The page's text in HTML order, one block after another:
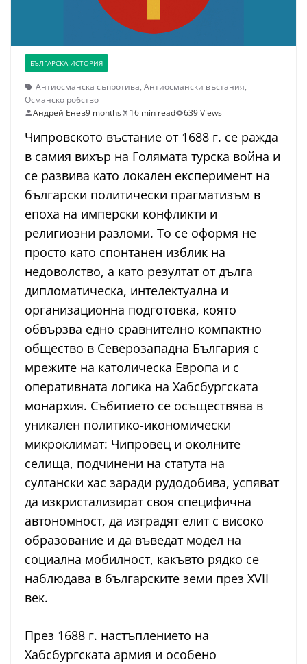
БЪЛГАРСКА ИСТОРИЯ
Антиосманска съпротива, Антиосмански въстания,
Османско робство
Андрей Енев9 months 16 min read 639 Views
Чипровското въстание от 1688 г. се ражда
в самия вихър на Голямата турска война и
се развива като локален експеримент на
български политически прагматизъм в
епоха на имперски конфликти и
религиозни разломи. То се оформя не
просто като спонтанен изблик на
недоволство, а като резултат от дълга
дипломатическа, интелектуална и
организационна подготовка, която
обвързва едно сравнително компактно
общество в Северозападна България с
мрежите на католическа Европа и с
оперативната логика на Хабсбургската
монархия. Събитието се осъществява в
уникален политико-икономически
микроклимат: Чипровец и околните
селища, подчинени на статута на
султански хас заради рудодобива, успяват
да изкристализират своя специфична
автономност, да изградят елит с високо
образование и да въведат модел на
социална мобилност, какъвто рядко се
наблюдава в българските земи през XVII
век.
През 1688 г. настъплението на
Хабсбургската армия и особено